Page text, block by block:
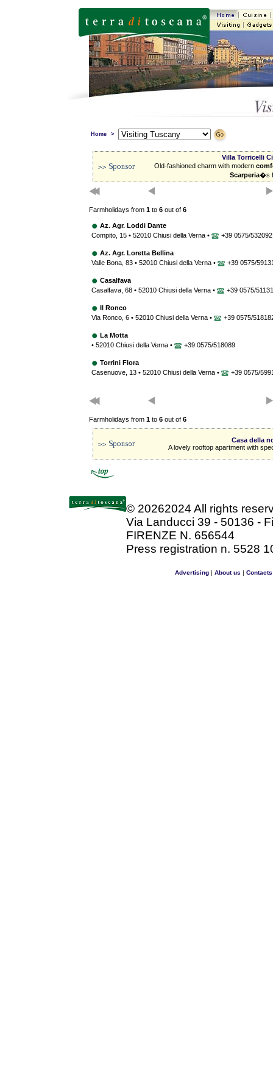
Home >
Villa Torricelli
Old-fashioned charm with modern
Scarperia�s
Farmholidays from 1to 6out of 6
Az. Agr. Loddi Dante
Compito, 15 • 52010 Chiusi della Verna •
+39 0575/532092
Az. Agr. Loretta Bellina
Valle Bona, 83 • 52010 Chiusi della Verna •
+39 0575/
Casalfava
Casalfava, 68 • 52010 Chiusi della Verna •
+39 0575/
Il Ronco
Via Ronco, 6 • 52010 Chiusi della Verna •
+39 0575/
La Motta
• 52010 Chiusi della Verna •
+39 0575/518089
Torrini Flora
Casenuove, 13 • 52010 Chiusi della Verna •
+39 0575/
Farmholidays from 1to 6out of 6
Casa della
A lovely rooftop apartment with
© 20262024 All rights
Via Landucci 39 - 50136 -
FIRENZE N. 656544
Press registration n. 5528
Advertising| About us | Contacts